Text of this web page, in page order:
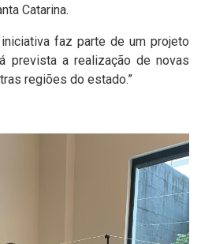
Catarina.
faz parte de um projeto
prevista a realização de novas
regiões do estado.”